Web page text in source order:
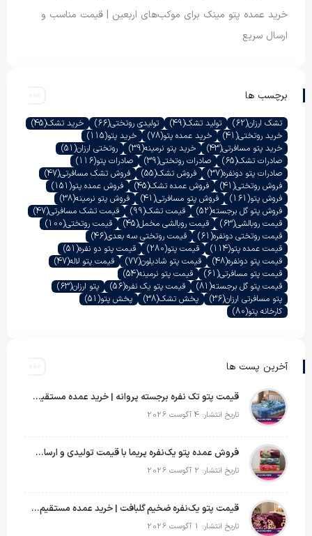
خرید عمده پتو مینک برای موکب‌های اربعین | قیمت مناسب و
ارسال سریع
برچسب ها
تشک ارزان(62) تولید تشک(49) تولیدی روتختی(66) خرید تشک(45)
خرید روتختی(41) خرید عمده پتو(78) خرید پتو(115)
خرید پتو مسافرتی(43) خرید پتو نرمینه(39) روتختی ارزان(51)
صادرات تشک(65) صادرات روتختی(39) صادرات پتو(116)
صادرات پتو دونفره(37) فروش تشک(55) فروش تشک مسافرتی(47)
فروش روتختی(41) فروش عمده تشک(45) فروش عمده پتو(151)
فروش پتو(161) فروش پتو مسافرتی(41) فروش پتو نرمینه(38)
فروش پتو گل برجسته(52) قیمت تشک(99) قیمت تشک مسافرتی(47)
قیمت روبالشی(63) قیمت روبالشی مخمل(45) قیمت روتختی(100)
قیمت روتختی دونفره(61) قیمت روتختی سه بعدی(46)
قیمت عمده پتو(114) قیمت پتو(280) قیمت پتو دو نفره(51)
قیمت پتو دونفره(48) قیمت پتو شادیلون(77) قیمت پتو لاله(47)
قیمت پتو مسافرتی(61) قیمت پتو نرمینه(54)
قیمت پتو گل برجسته(81) قیمت پتو یک نفره(56) پتو ارزان(63)
پتو مسافرتی ارزان(36) پخش تشک(38) پخش پتو(51)
کارخانه پتو(80)
آخرین پست ها
قیمت پتو تک نفره برجسته پروانه | خرید عمده مستقیم با بهترین قیمت بازار
تاریخ انتشار: 4 آگوست 2026
فروش عمده پتو یک‌نفره پریما با قیمت تولیدی و ارسال به سراسر کشور
تاریخ انتشار: 2 آگوست 2026
قیمت پتو یک‌نفره ضخیم گلبافت | خرید عمده مستقیم با بهترین قیمت
تاریخ انتشار: 1 آگوست 2026